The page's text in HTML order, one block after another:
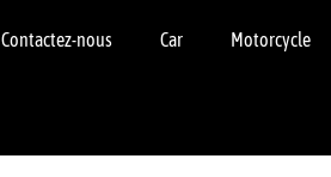
Contactez-nous Car Motorcycle